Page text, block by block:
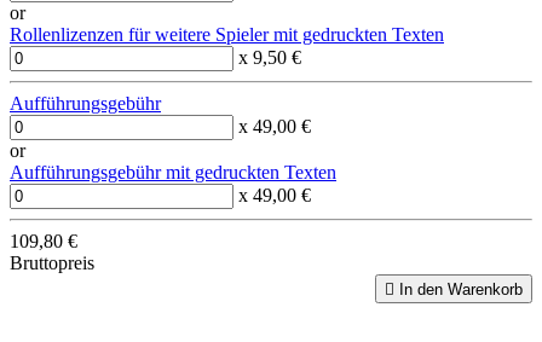
or
Rollenlizenzen für weitere Spieler mit gedruckten Texten
x 9,50 €
Aufführungsgebühr
x 49,00 €
or
Aufführungsgebühr mit gedruckten Texten
x 49,00 €
109,80 €
Bruttopreis
 In den Warenkorb